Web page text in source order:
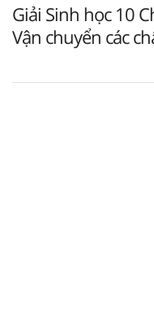
Giải Sinh học 10
Vận chuyển các